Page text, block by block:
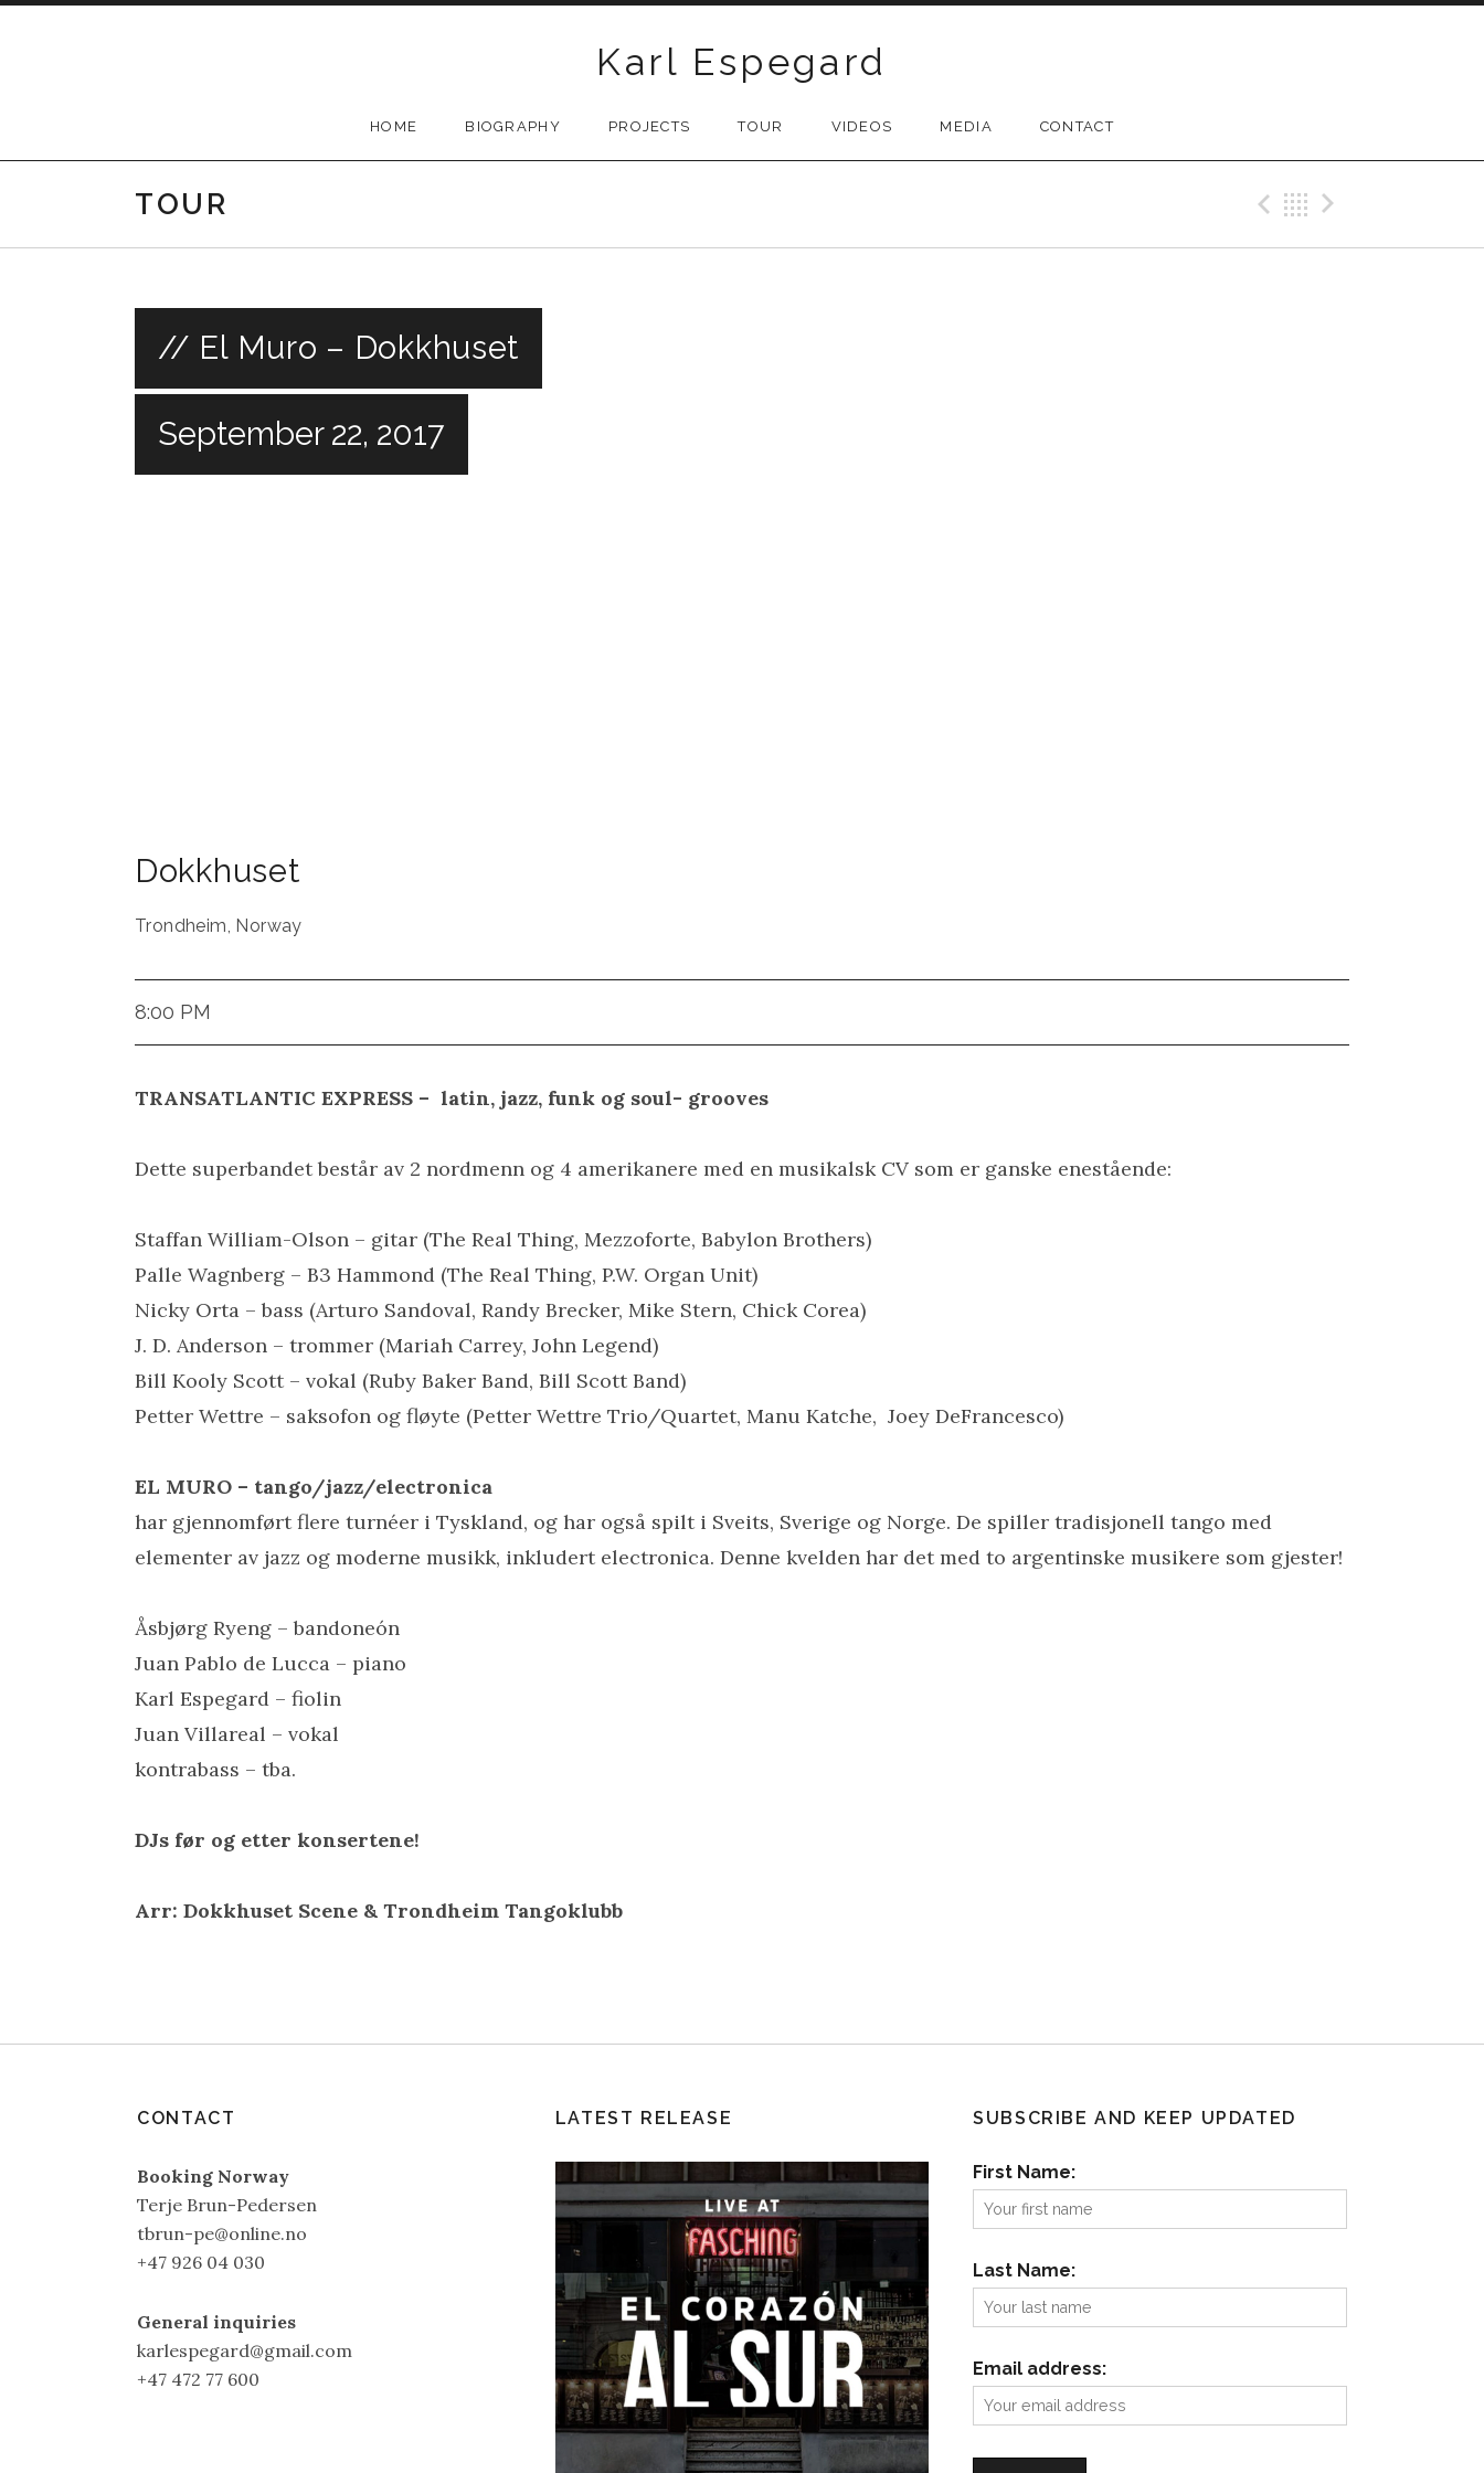
Karl Espegard
HOME BIOGRAPHY PROJECTS TOUR VIDEOS MEDIA CONTACT
TOUR Previous Gig
Back
// El Muro – Dokkhuset
September 22, 2017
Dokkhuset
Trondheim, Norway
8:00 PM
TRANSATLANTIC EXPRESS – latin, jazz, funk og soul- grooves
Dette superbandet består av 2 nordmenn og 4 amerikanere med en musikalsk CV som er ganske enestående:
Staffan William-Olson – gitar (The Real Thing, Mezzoforte, Babylon Brothers)
Palle Wagnberg – B3 Hammond (The Real Thing, P.W. Organ Unit)
Nicky Orta – bass (Arturo Sandoval, Randy Brecker, Mike Stern, Chick Corea)
J. D. Anderson – trommer (Mariah Carrey, John Legend)
Bill Kooly Scott – vokal (Ruby Baker Band, Bill Scott Band)
Petter Wettre – saksofon og fløyte (Petter Wettre Trio/Quartet, Manu Katche, Joey DeFrancesco)
EL MURO – tango/jazz/electronica
har gjennomført flere turnéer i Tyskland, og har også spilt i Sveits, Sverige og Norge. De spiller tradisjonell tango med
elementer av jazz og moderne musikk, inkludert electronica. Denne kvelden har det med to argentinske musikere som gjester!
Åsbjørg Ryeng – bandoneón
Juan Pablo de Lucca – piano
Karl Espegard – fiolin
Juan Villareal – vokal
kontrabass – tba.
DJs før og etter konsertene!
Arr: Dokkhuset Scene & Trondheim Tangoklubb
CONTACT
Booking Norway
Terje Brun-Pedersen
tbrun-pe@online.no
+47 926 04 030
General inquiries
karlespegard@gmail.com
+47 472 77 600
LATEST RELEASE SUBSCRIBE AND KEEP UPDATED
First Name:
Last Name:
Email address: